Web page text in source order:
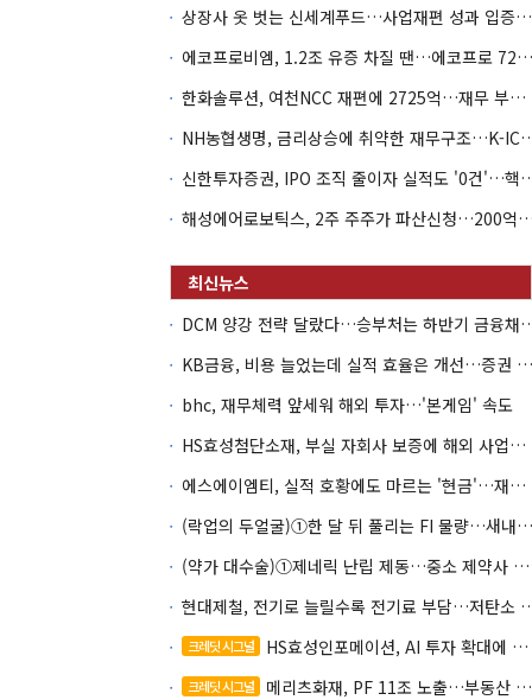
상장사 옷 벗는 신세계푸드…사업재편 성과 입증할까
에코프로비엠, 1.2조 유증 차질 땐…에코프로 7270억 '독박'
한화솔루션, 여천NCC 재편에 2725억…재무 부담 커지나
NH농협생명, 금리상승에 취
신한투자증권, IPO 조직 줄
해성에어로보틱스, 2주 주주가 파산
DCM 양강 전략 달랐다
KB금융, 비용 늘었는데 실적 효율은 개선…증권 호황 효과
bhc, 재무체력 앞세워 해외 투자…'본게임' 속도
HS효성첨단소재, 부실 자회사 보증에 해외 사업까지…부담 '가중'
에스에이엠티, 실적 호황에도 마르는 '현금'…재고·달러빚 부담 확대
(락업의 두얼굴)①한 달 뒤 풀리는 FI 물량…새내기주 오버행 경계
(약가 대수술)①제네릭 난립 제동…중소 제약사 수익성 비상
현대제철, 전기로 늘릴수록
크레딧 시그널 HS효성인포메이션, AI 투자 확대에 실적 체력 강화
크레딧 시그널 메리츠화재, PF 11조 노출…부동산 사업성 저하 우려